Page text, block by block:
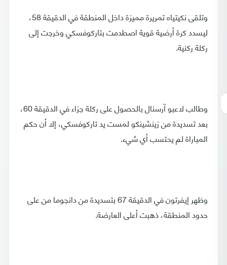
وتلقى نكيتياه تمريرة مميزة داخل المنطقة في الدقيقة 58،
ليسدد كرة أرضية قوية اصطدمت بتاركوفسكي وخرجت إلى
ركلة ركنية.
وطالب لاعبو آرسنال بالحصول على ركلة جزاء في الدقيقة 60،
بعد تسديدة من زينشينكو لمست يد تاركوفسكي، إلا أن حكم
المباراة لم يحتسب أي شيء.
وظهر إيفرتون في الدقيقة 67 بتسديدة من دانجوما من على
حدود المنطقة، ذهبت أعلى العارضة.